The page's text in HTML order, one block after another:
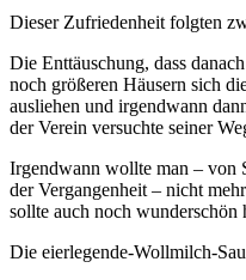
Dieser Zufriedenheit folgten
Die Enttäuschung, dass
noch größeren Häusern sich
ausliehen und irgendwann
der Verein versuchte seiner
Irgendwann wollte man – von
der Vergangenheit – nicht
sollte auch noch wunderschön
Die eierlegende-Wollmilch-